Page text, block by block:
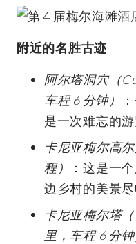
附近的名胜古迹
阿尔塔洞穴（
车程 6 分钟）
是一次难忘的游
卡尼亚梅尔高
程）
：这是一
边乡村的美景尽
卡尼亚梅尔塔
里，车程 6 分钟